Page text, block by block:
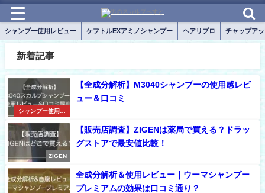
シャンプー使用レビュー ケフトルEXアミノシャンプー ヘアリプロ チャップア
新着記事
シャンプー使用レ
ビュー
【全成分解析】M3040シャンプーの使用感レビ
ュー＆口コミ
ZIGEN
【販売店調査】ZIGENは薬局で買える？ドラッ
グストアで最安値比較！
全成分解析＆使用レビュー｜ウーマシャンプー
プレミアムの効果は口コミ通り？